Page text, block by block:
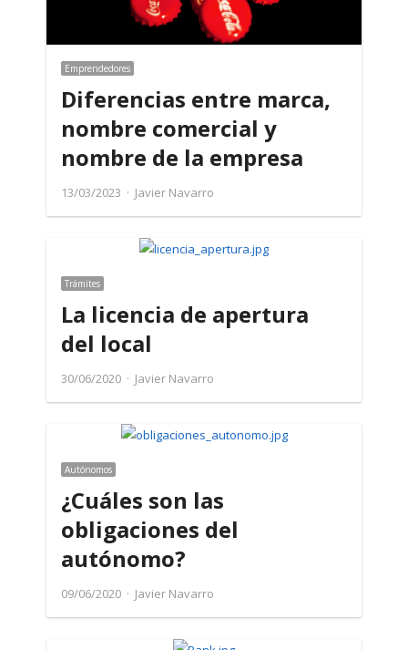
Emprendedores
Diferencias entre marca,
nombre comercial y
nombre de la empresa
13/03/2023 Author
Javier Navarro
Trámites
La licencia de apertura
del local
30/06/2020 Author
Javier Navarro
Autónomos
¿Cuáles son las
obligaciones del
autónomo?
09/06/2020 Author
Javier Navarro